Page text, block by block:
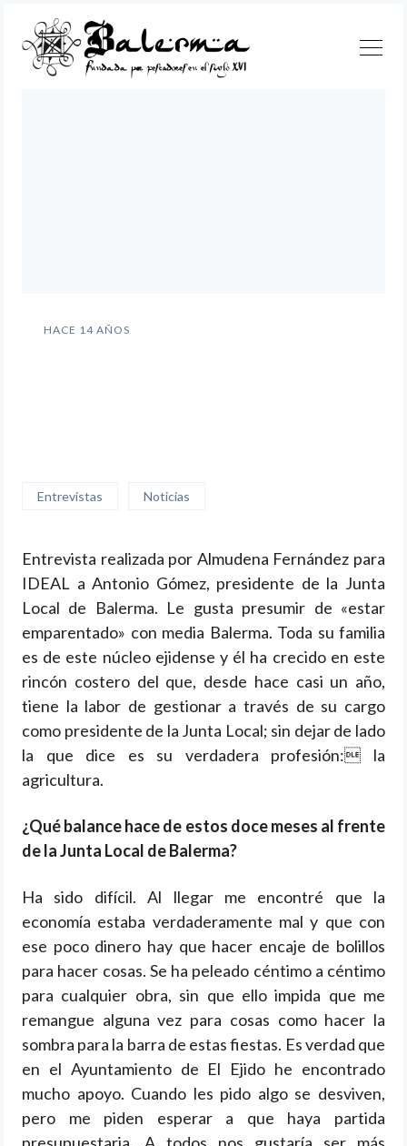
Continuar
HACE 14 AÑOS
Entrevistas Noticias
Entrevista realizada por Almudena Fernández para
IDEAL a Antonio Gómez, presidente de la Junta
Local de Balerma. Le gusta presumir de «estar
emparentado» con media Balerma. Toda su familia
es de este núcleo ejidense y él ha crecido en este
rincón costero del que, desde hace casi un año,
tiene la labor de gestionar a través de su cargo
como presidente de la Junta Local; sin dejar de lado
la que dice es su verdadera profesión: la
agricultura.
¿Qué balance hace de estos doce meses al frente
de la Junta Local de Balerma?
Ha sido difícil. Al llegar me encontré que la
economía estaba verdaderamente mal y que con
ese poco dinero hay que hacer encaje de bolillos
para hacer cosas. Se ha peleado céntimo a céntimo
para cualquier obra, sin que ello impida que me
remangue alguna vez para cosas como hacer la
sombra para la barra de estas fiestas. Es verdad que
en el Ayuntamiento de El Ejido he encontrado
mucho apoyo. Cuando les pido algo se desviven,
pero me piden esperar a que haya partida